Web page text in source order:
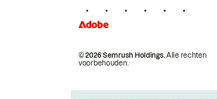
© 2026 Semrush Holdings.Alle rechten
voorbehouden.